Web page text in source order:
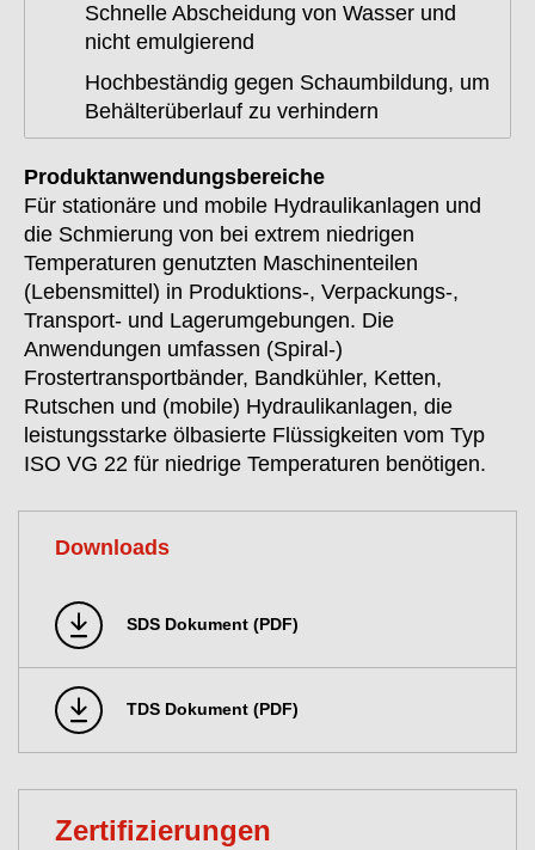
Schnelle Abscheidung von Wasser und
nicht emulgierend
Hochbeständig gegen Schaumbildung, um
Behälterüberlauf zu verhindern
Produktanwendungsbereiche
Für stationäre und mobile Hydraulikanlagen und
die Schmierung von bei extrem niedrigen
Temperaturen genutzten Maschinenteilen
(Lebensmittel) in Produktions-, Verpackungs-,
Transport- und Lagerumgebungen. Die
Anwendungen umfassen (Spiral-)
Frostertransportbänder, Bandkühler, Ketten,
Rutschen und (mobile) Hydraulikanlagen, die
leistungsstarke ölbasierte Flüssigkeiten vom Typ
ISO VG 22 für niedrige Temperaturen benötigen.
Downloads
SDS Dokument (PDF)
TDS Dokument (PDF)
Zertifizierungen